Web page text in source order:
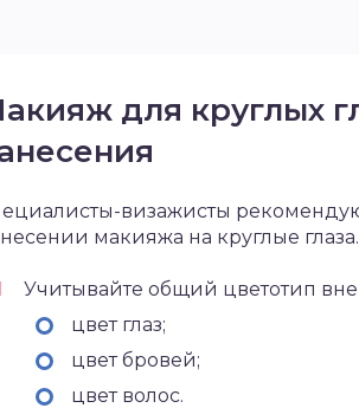
для круглых
визажисты
макияжа на круглые глаза.
Учитывайте общий цветотип
цвет глаз;
цвет бровей;
цвет волос.